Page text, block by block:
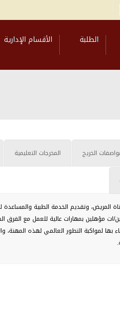
الطلبة الأقسام الإدارية
الخريج المخرجات التعليمية
المريض، وتقديم الخدمة الطبية
ات مؤهلين بمهارات عالية للعمل مع الفرق
بها لمواكبة التطور العالمي لهذه المهنة،